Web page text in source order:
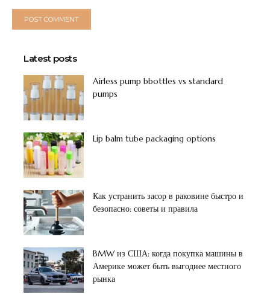
Latest posts
Airless pump bbottles vs standard
pumps
Lip balm tube packaging options
Как устранить засор в раковине быстро и
безопасно: советы и правила
BMW из США: когда покупка машины в
Америке может быть выгоднее местного
рынка